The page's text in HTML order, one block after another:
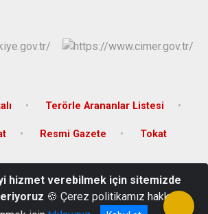
Terörle Arananlar Listesi
Resmi Gazete Tokat
Sarayı, Tokat
(0 356) 228 90 30
hizmet verebilmek için sitemizde
🍪 Çerez politikamız hakkında